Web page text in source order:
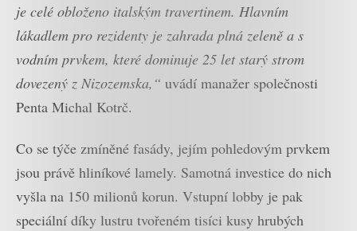
je celé obloženo italským travertinem. Hlavním
lákadlem pro rezidenty je zahrada plná zeleně a s
vodním prvkem, které dominuje 25 let starý strom
dovezený z Nizozemska,“ uvádí manažer společnosti
Penta Michal Kotrč.
Co se týče zmíněné fasády, jejím pohledovým prvkem
jsou právě hliníkové lamely. Samotná investice do nich
vyšla na 150 milionů korun. Vstupní lobby je pak
speciální díky lustru tvořeném tisíci kusy hrubých